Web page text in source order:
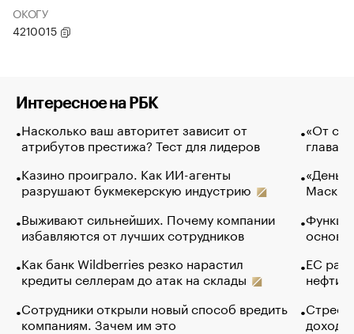
ОКОГУ
4210015
Интересное на РБК
Насколько ваш авторитет зависит от
атрибутов престижа? Тест для лидеров
Казино проиграло. Как ИИ-агенты
разрушают букмекерскую индустрию
Выживают сильнейших. Почему компании
избавляются от лучших сотрудников
Как банк Wildberries резко нарастил
кредиты селлерам до атак на склады
Сотрудники открыли новый способ вредить
компаниям. Зачем им это
«От
глава
Маск в
основ
ЕС
нефти